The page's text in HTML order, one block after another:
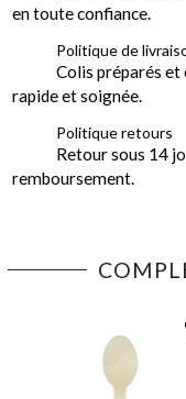
en toute confiance.
Politique de
Colis préparés et
rapide et soignée.
Politique retours
Retour sous 14
remboursement.